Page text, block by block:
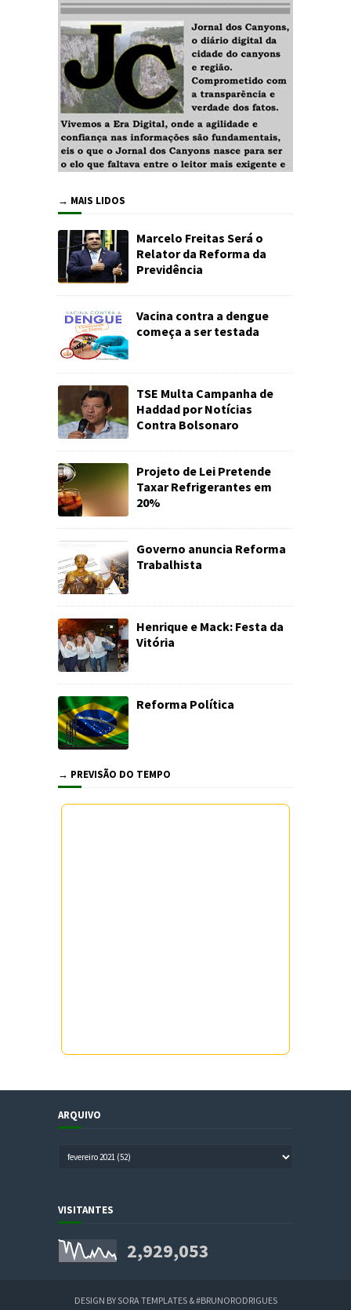
→ MAIS LIDOS
Marcelo Freitas Será o
Relator da Reforma da
Previdência
Vacina contra a dengue
começa a ser testada
TSE Multa Campanha de
Haddad por Notícias
Contra Bolsonaro
Projeto de Lei Pretende
Taxar Refrigerantes em
20%
Governo anuncia Reforma
Trabalhista
Henrique e Mack: Festa da
Vitória
Reforma Política
→ PREVISÃO DO TEMPO
ARQUIVO
VISITANTES
2,929,053
DESIGN BYSORA TEMPLATES&#BRUNORODRIGUES